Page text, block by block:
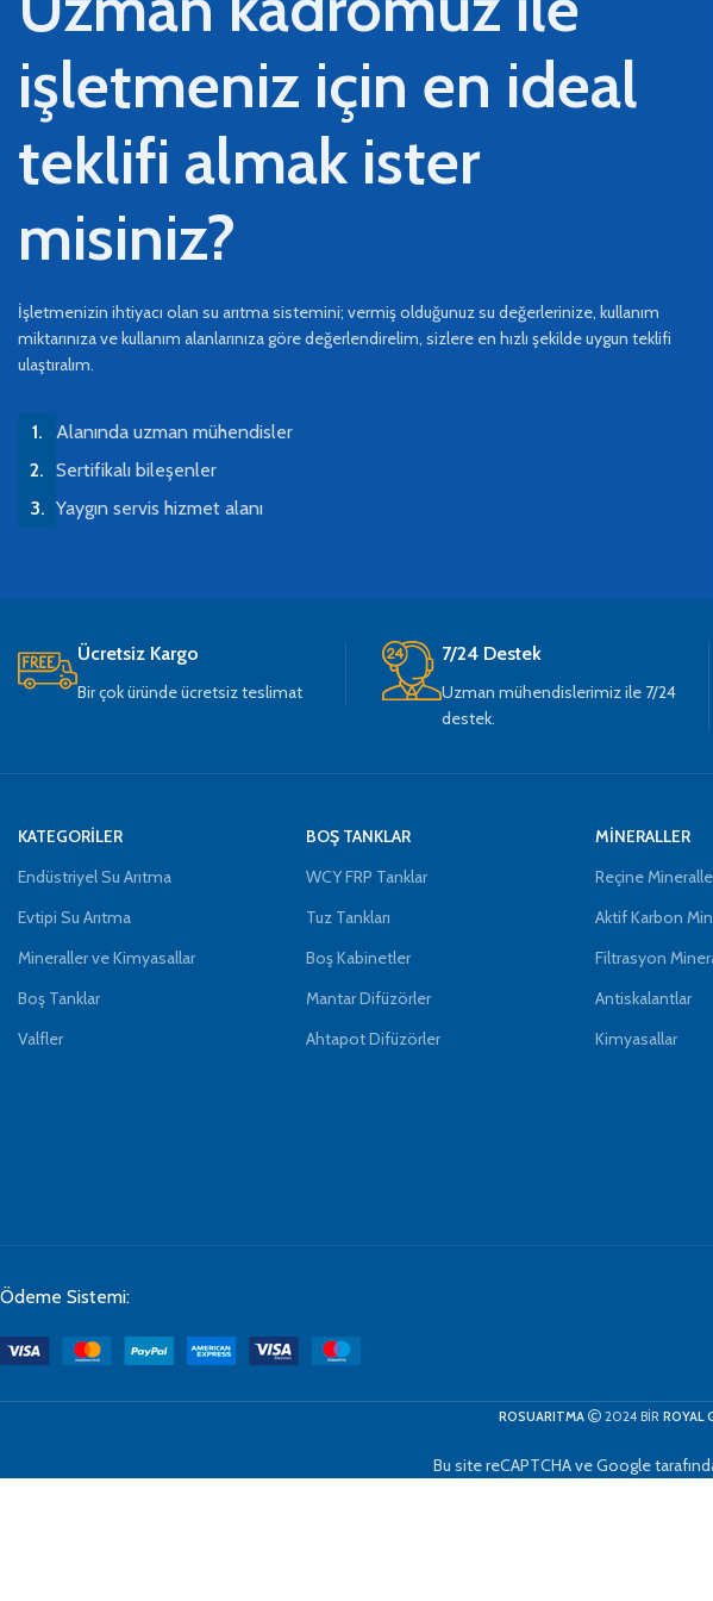
işletmeniz için en ideal
teklifi almak ister
misiniz?
İşletmenizin ihtiyacı olan su arıtma sistemini; vermiş olduğunuz su değerlerinize, kullanım
miktarınıza ve kullanım alanlarınıza göre değerlendirelim, sizlere en hızlı şekilde uygun teklifi
ulaştıralım.
Alanında uzman mühendisler
Sertifikalı bileşenler
Yaygın servis hizmet alanı
Ücretsiz Kargo
Bir çok üründe ücretsiz teslimat
7/24 Destek
Uzman mühendislerimiz ile 7/24
destek.
KATEGORİLER
Endüstriyel Su Arıtma
Evtipi Su Arıtma
Mineraller ve Kimyasallar
Boş Tanklar
Valfler
BOŞ TANKLAR
WCY FRP Tanklar
Tuz Tankları
Boş Kabinetler
Mantar Difüzörler
Ahtapot Difüzörler
MİNERALLER
Reçine
Aktif Karbon
Filtrasyon
Antiskalantlar
Kimyasallar
Ödeme Sistemi:
ROSUARITMA 2024 BİR ROYAL
Bu site reCAPTCHA ve Google